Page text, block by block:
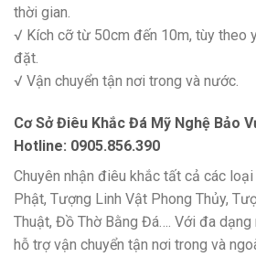
thời gian.
√ Kích cỡ từ 50cm đến 10m, tùy theo
đặt.
√ Vận chuyển tận nơi trong và nước.
Cơ Sở Điêu Khắc Đá Mỹ Nghệ Bảo
Hotline: 0905.856.390
Chuyên nhận điêu khắc tất cả các
Phật, Tượng Linh Vật Phong Thủy,
Thuật, Đồ Thờ Bằng Đá…. Với đa dạng
hỗ trợ vận chuyển tận nơi trong và